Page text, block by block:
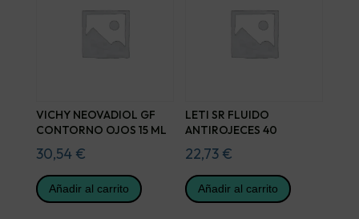
VICHY NEOVADIOL GF
CONTORNO OJOS 15 ML
30,54 €
Añadir al carrito
LETI SR FLUIDO
ANTIROJECES 40
22,73 €
Añadir al carrito